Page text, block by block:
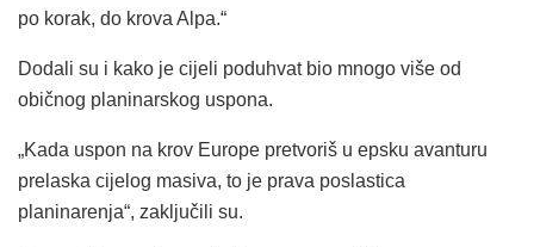
po korak, do krova Alpa.“
Dodali su i kako je cijeli poduhvat bio mnogo više od
običnog planinarskog uspona.
„Kada uspon na krov Europe pretvoriš u epsku avanturu
prelaska cijelog masiva, to je prava poslastica
planinarenja“, zaključili su.